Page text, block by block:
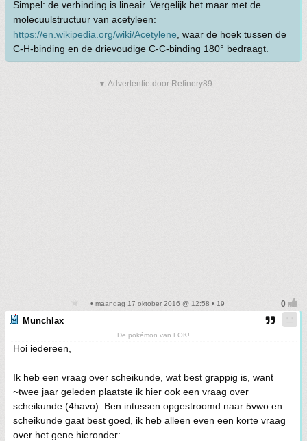
Simpel: de verbinding is lineair. Vergelijk het maar met de
molecuulstructuur van acetyleen:
https://en.wikipedia.org/wiki/Acetylene , waar de hoek tussen de
C-H-binding en de drievoudige C-C-binding 180° bedraagt.
▼ Advertentie door Refinery89
• maandag 17 oktober 2016 @ 12:58 • 19
Munchlax
De pokémon van FOK!
Hoi iedereen,
Ik heb een vraag over scheikunde, wat best grappig is, want
~twee jaar geleden plaatste ik hier ook een vraag over
scheikunde (4havo). Ben intussen opgestroomd naar 5vwo en
scheikunde gaat best goed, ik heb alleen even een korte vraag
over het gene hieronder: